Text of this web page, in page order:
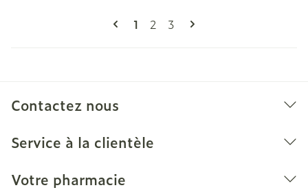
Pages
Vous lisez actuellement la page
1 Page
2 Page
3
Contactez nous
Service à la clientèle
Votre pharmacie